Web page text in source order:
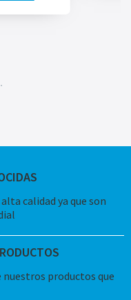
calidad ya que son
nuestros productos que